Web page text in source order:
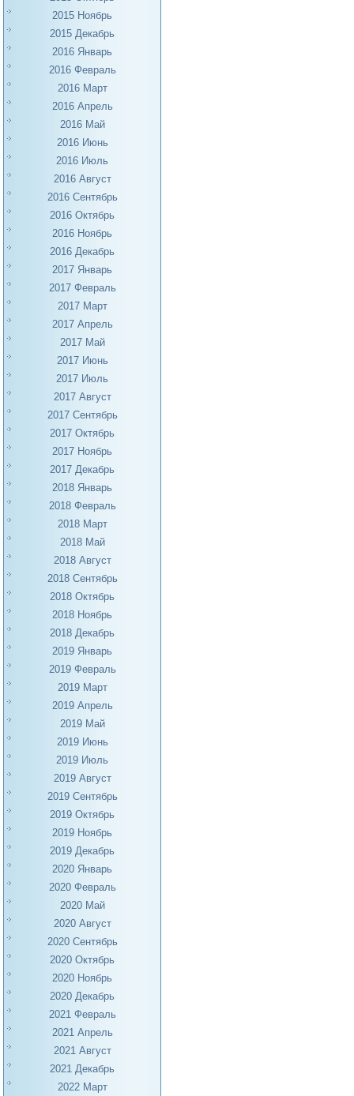
2015 Ноябрь
2015 Декабрь
2016 Январь
2016 Февраль
2016 Март
2016 Апрель
2016 Май
2016 Июнь
2016 Июль
2016 Август
2016 Сентябрь
2016 Октябрь
2016 Ноябрь
2016 Декабрь
2017 Январь
2017 Февраль
2017 Март
2017 Апрель
2017 Май
2017 Июнь
2017 Июль
2017 Август
2017 Сентябрь
2017 Октябрь
2017 Ноябрь
2017 Декабрь
2018 Январь
2018 Февраль
2018 Март
2018 Май
2018 Август
2018 Сентябрь
2018 Октябрь
2018 Ноябрь
2018 Декабрь
2019 Январь
2019 Февраль
2019 Март
2019 Апрель
2019 Май
2019 Июнь
2019 Июль
2019 Август
2019 Сентябрь
2019 Октябрь
2019 Ноябрь
2019 Декабрь
2020 Январь
2020 Февраль
2020 Май
2020 Август
2020 Сентябрь
2020 Октябрь
2020 Ноябрь
2020 Декабрь
2021 Февраль
2021 Апрель
2021 Август
2021 Декабрь
2022 Март